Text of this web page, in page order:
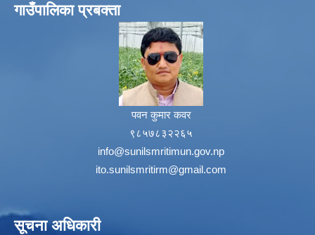
गाउँपालिका प्रबक्ता
पवन कुमार कवर
९८५७८३२२६५
info@sunilsmritimun.gov.np
ito.sunilsmritirm@gmail.com
सूचना अधिकारी